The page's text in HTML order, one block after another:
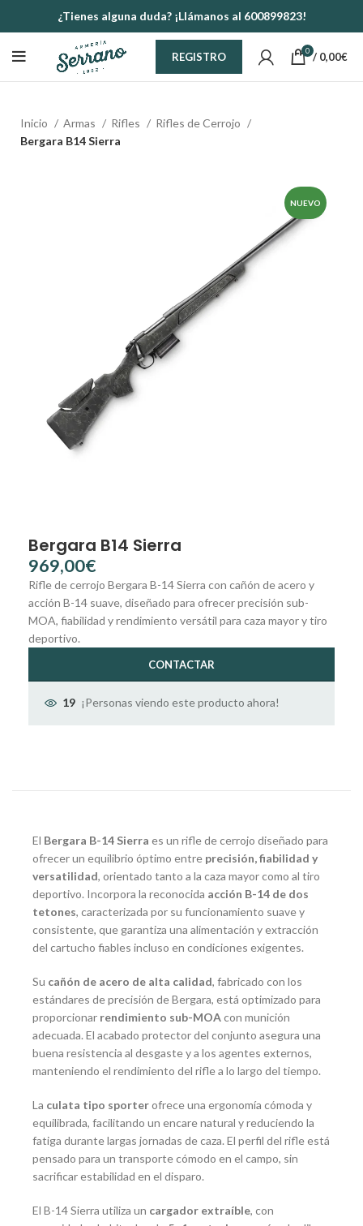
¿Tienes alguna duda? ¡Llámanos al 600899823!
REGISTRO 0 / 0,00€
Inicio Armas Rifles
Rifles de Cerrojo
Bergara B14 Sierra
NUEVO
Bergara B14 Sierra
€
Rifle de cerrojo Bergara B-14 Sierra con cañón de acero y
acción B-14 suave, diseñado para ofrecer precisión sub-
MOA, fiabilidad y rendimiento versátil para caza mayor y tiro
deportivo.
CONTACTAR
19 ¡Personas viendo este producto ahora!
El Bergara B-14 Sierra es un rifle de cerrojo diseñado para
ofrecer un equilibrio óptimo entre precisión, fiabilidad y
versatilidad, orientado tanto a la caza mayor como al tiro
deportivo. Incorpora la reconocida acción B-14 de dos
tetones, caracterizada por su funcionamiento suave y
consistente, que garantiza una alimentación y extracción
del cartucho fiables incluso en condiciones exigentes.
Su cañón de acero de alta calidad, fabricado con los
estándares de precisión de Bergara, está optimizado para
proporcionar rendimiento sub-MOAcon munición
adecuada. El acabado protector del conjunto asegura una
buena resistencia al desgaste y a los agentes externos,
manteniendo el rendimiento del rifle a lo largo del tiempo.
La culata tipo sporterofrece una ergonomía cómoda y
equilibrada, facilitando un encare natural y reduciendo la
fatiga durante largas jornadas de caza. El perfil del rifle está
pensado para un transporte cómodo en el campo, sin
sacrificar estabilidad en el disparo.
El B-14 Sierra utiliza un cargador extraíble, con